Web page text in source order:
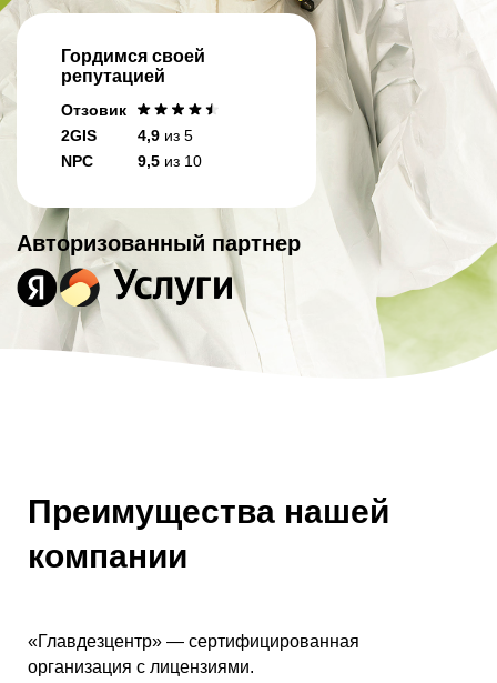
Гордимся своей
репутацией
Отзовик
2GIS
4,9 из 5
NPC
9,5 из 10
Авторизованный партнер
Преимущества нашей
компании
«Главдезцентр» — сертифицированная
организация с лицензиями.